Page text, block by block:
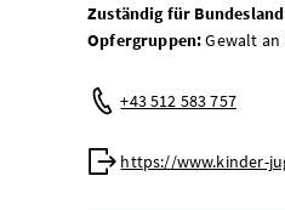
Zuständig für
Opfergruppen:Gewalt an
Telefon:
+43 512 583 757
Web:
https://www.kinder-